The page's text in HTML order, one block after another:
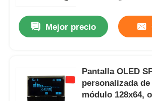
Mejor precio
Pantalla OLED
personalizada de
módulo 128x64,